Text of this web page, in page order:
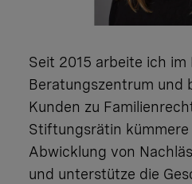
Seit 2015 arbeite ich im
Beratungszentrum und
Kunden zu
Stiftungsrätin
Abwicklung von
und unterstütze die